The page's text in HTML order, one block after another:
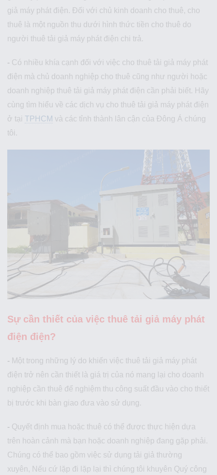
giả máy phát điện. Đối với chủ kinh doanh cho thuê, cho
thuê là một nguồn thu dưới hình thức tiền cho thuê do
người thuê tải giả máy phát điện chi trả.
- Có nhiều khía cạnh đối với việc cho thuê tải giả máy phát
điện mà chủ doanh nghiệp cho thuê cũng như người hoặc
doanh nghiệp thuê tải giả máy phát điện cần phải biết. Hãy
cùng tìm hiểu về các dịch vụ cho thuê tải giả máy phát điện
ở tại TPHCM và các tỉnh thành lân cận của Đông Á chúng
tôi.
Sự cần thiết của việc thuê tải giả máy phát
điện điện?
- Một trong những lý do khiến việc thuê tải giả máy phát
điện trở nên cần thiết là giá trị của nó mang lại cho doanh
nghiệp cần thuê để nghiệm thu công suất đầu vào cho thiết
bị trước khi bàn giao đưa vào sử dụng.
- Quyết định mua hoặc thuê có thể được thực hiện dựa
trên hoàn cảnh mà bạn hoặc doanh nghiệp đang gặp phải.
Chúng có thể bao gồm việc sử dụng tải giả thường
xuyên, Nếu cứ lặp đi lặp lại thì chúng tôi khuyên Quý công